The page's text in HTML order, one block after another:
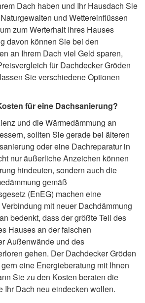
Dach haben und Ihr Hausdach Sie
und Wettereinflüssen
zum Werterhalt Ihres Hauses
davon können Sie bei den
an Ihrem Dach viel Geld sparen,
für Dachdecker Gröden
Sie verschiedene Optionen
für eine Dachsanierung?
und die Wärmedämmung an
sollten Sie gerade bei älteren
oder eine Dachreparatur in
nur äußerliche Anzeichen können
hindeuten, sondern auch die
gemäß
(EnEG) machen eine
mit neuer Dachdämmung
bedenkt, dass der größte Teil des
Hauses an der falschen
Außenwände und des
gehen. Der Dachdecker Gröden
eine Energieberatung mit Ihnen
Sie zu den Kosten beraten die
Ihr Dach neu eindecken wollen.